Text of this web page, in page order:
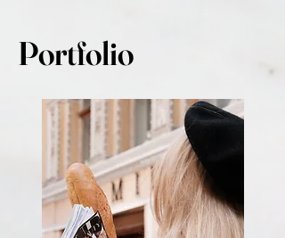
Portfolio